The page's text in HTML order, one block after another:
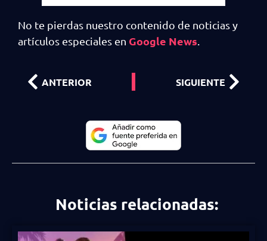
No te pierdas nuestro contenido de noticias y
artículos especiales en Google News.
ANTERIOR SIGUIENTE
Noticias relacionadas: